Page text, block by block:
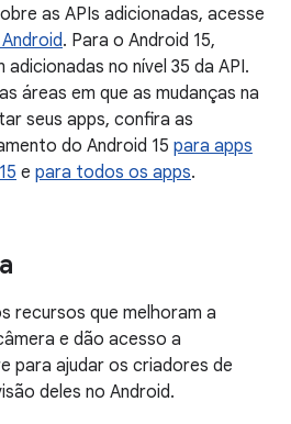
as APIs adicionadas, acesse
. Para o Android 15,
no nível 35 da API.
áreas em que as mudanças na
seus apps, confira as
do Android 15 para apps
e para todos os apps.
recursos que melhoram a
e dão acesso a
para ajudar os criadores de
deles no Android.